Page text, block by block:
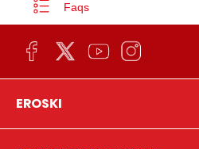
Faqs
EROSKI